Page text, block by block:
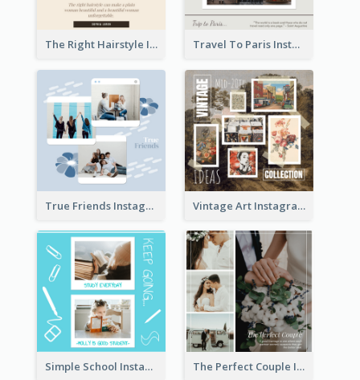
The Right Hairstyle Instagram Post Travel To Paris Instagram Post
True Friends Instagram Post Vintage Art Instagram Post
Simple School Instagram Post The Perfect Couple Instagram Post